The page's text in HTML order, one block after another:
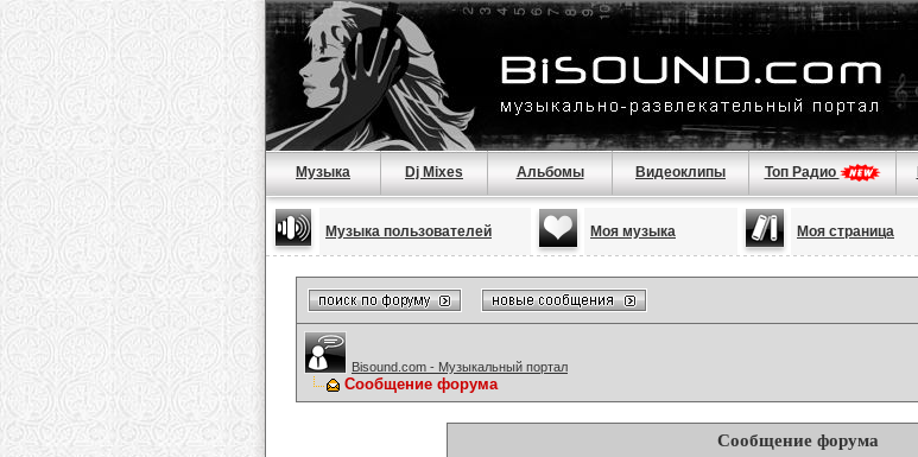
Музыка Dj Mixes Альбомы Видеоклипы Топ Радио
Музыка пользователей Моя музыка Моя страница
Bisound.com - Музыкальный портал
Сообщение форума
Сообщение форума